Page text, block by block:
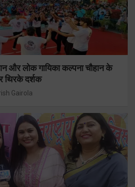
और लोक गायिका कल्पना चौहान के
थिरके दर्शक
Gairola